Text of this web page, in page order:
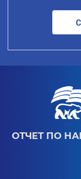
ОТЧЕТ ПО